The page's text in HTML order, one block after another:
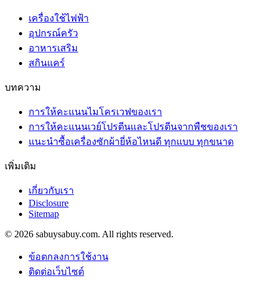
เครื่องใช้ไฟฟ้า
อุปกรณ์ครัว
อาหารเสริม
สกินแคร์
บทความ
การให้คะแนนไมโครเวฟของเรา
การให้คะแนนเวย์โปรตีนและโปรตีนจากพืชของเรา
แนะนำซื้อเครื่องซักผ้ายี่ห้อไหนดี ทุกแบบ ทุกขนาด
เพิ่มเติม
เกี่ยวกับเรา
Disclosure
Sitemap
© 2026 sabuysabuy.com. All rights reserved.
ข้อตกลงการใช้งาน
ติดต่อเว็บไซต์